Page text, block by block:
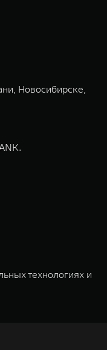
Новосибирске,
технологиях и
деятельности